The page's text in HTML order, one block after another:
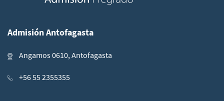
Admisión Antofagasta
Angamos 0610, Antofagasta
+56 55 2355355